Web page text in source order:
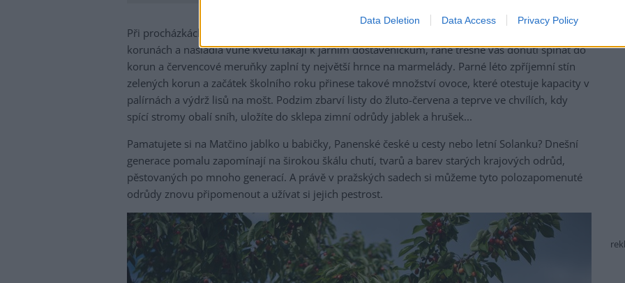
Data Deletion Data Access Privacy Policy
Při procházkách pražskými sady se tají dech v jakémkoliv ročním období. Bzučící včely v
korunách a nasládlá vůně květů lákají k jarním dostaveníčkům, rané třešně vás donutí šplhat do
korun a červencové meruňky zaplní ty největší hrnce na marmelády. Parné léto zpříjemní stín
zelených korun a začátek školního roku přinese takové množství ovoce, které otestuje kapacity v
palírnách a výdrž lisů na mošt. Podzim zbarví listy do žluto-červena a teprve ve chvílích, kdy
spící stromy obalí sníh, uložíte do sklepa zimní odrůdy jablek a hrušek...
Pamatujete si na Matčino jablko u babičky, Panenské české u cesty nebo letní Solanku? Dnešní
generace pomalu zapomínají na širokou škálu chutí, tvarů a barev starých krajových odrůd,
pěstovaných po mnoho generací. A právě v pražských sadech si můžeme tyto polozapomenuté
odrůdy znovu připomenout a užívat si jejich pestrost.